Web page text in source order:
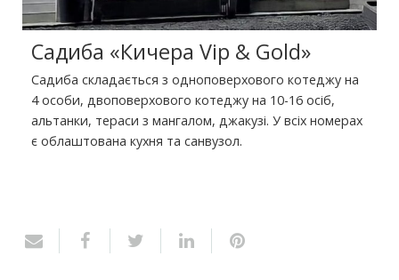
Садиба «Кичера Vip & Gold»
Садиба складається з одноповерхового котеджу на
4 особи, двоповерхового котеджу на 10-16 осіб,
альтанки, тераси з мангалом, джакузі. У всіх номерах
є облаштована кухня та санвузол.